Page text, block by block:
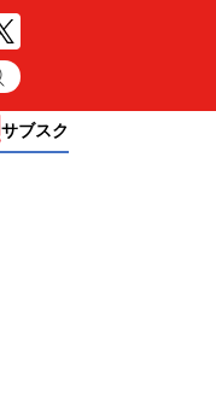
サブスク